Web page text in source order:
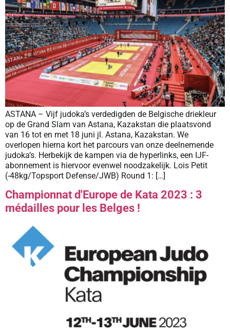
ASTANA – Vijf judoka’s verdedigden de Belgische driekleur
op de Grand Slam van Astana, Kazakstan die plaatsvond
van 16 tot en met 18 juni jl. Astana, Kazakstan. We
overlopen hierna kort het parcours van onze deelnemende
judoka’s. Herbekijk de kampen via de hyperlinks, een IJF-
abonnement is hiervoor evenwel noodzakelijk. Lois Petit
(-48kg/Topsport Defense/JWB) Round 1: […]
Championnat d'Europe de Kata 2023 : 3
médailles pour les Belges !